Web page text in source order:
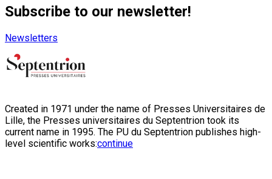
Subscribe to our newsletter!
Newsletters
Created in 1971 under the name of Presses Universitaires de
Lille, the Presses universitaires du Septentrion took its
current name in 1995. The PU du Septentrion publishes high-
level scientific works:continue